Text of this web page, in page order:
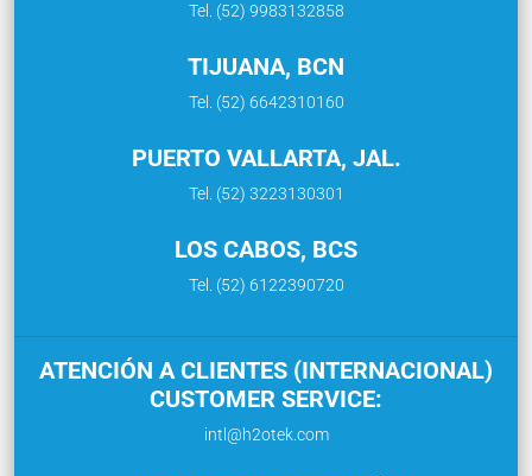
Tel. (52) 9983132858
TIJUANA, BCN
Tel. (52) 6642310160
PUERTO VALLARTA, JAL.
Tel. (52) 3223130301
LOS CABOS, BCS
Tel. (52) 6122390720
ATENCIÓN A CLIENTES (INTERNACIONAL)
CUSTOMER SERVICE:
intl@h2otek.com